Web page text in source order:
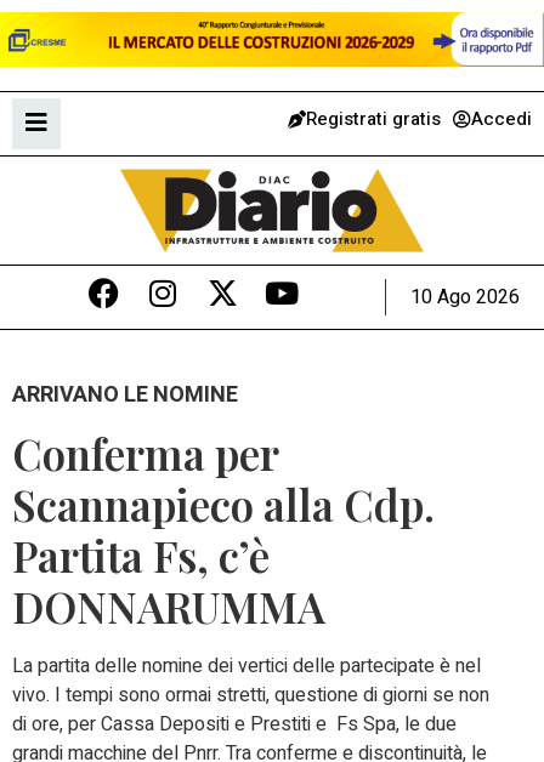
Registrati gratis Accedi
10 Ago 2026
ARRIVANO LE NOMINE
Conferma per
Scannapieco alla Cdp.
Partita Fs, c’è
DONNARUMMA
La partita delle nomine dei vertici delle partecipate è nel
vivo. I tempi sono ormai stretti, questione di giorni se non
di ore, per Cassa Depositi e Prestiti e Fs Spa, le due
grandi macchine del Pnrr. Tra conferme e discontinuità, le